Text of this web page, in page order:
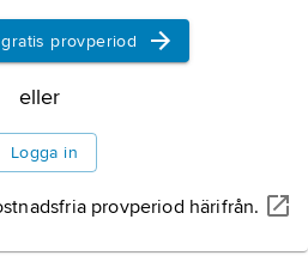
artikeln
provperiod
eller
Logga in
provperiod härifrån.